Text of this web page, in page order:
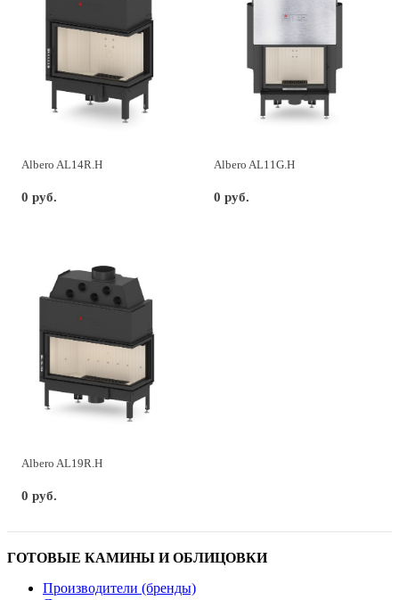
Albero AL14R.H
0 руб.
Albero AL11G.H
0 руб.
Albero AL19R.H
0 руб.
ГОТОВЫЕ КАМИНЫ И ОБЛИЦОВКИ
Производители (бренды)